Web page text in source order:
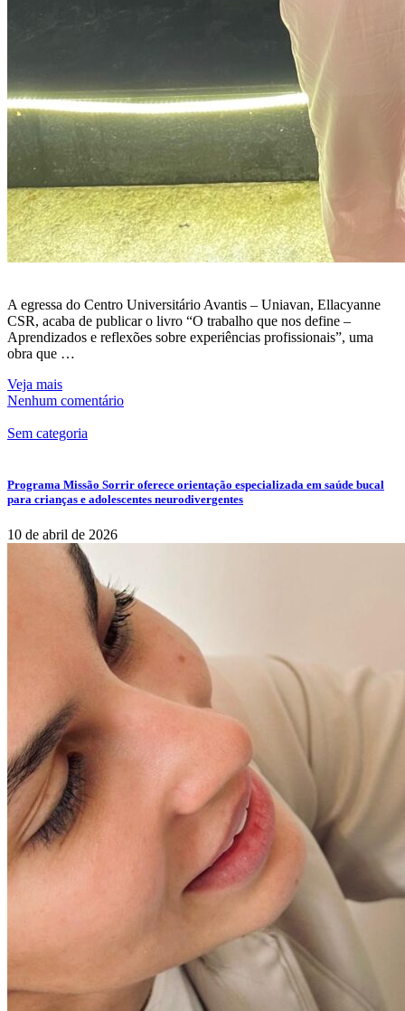
A egressa do Centro Universitário Avantis – Uniavan, Ellacyanne
CSR, acaba de publicar o livro “O trabalho que nos define –
Aprendizados e reflexões sobre experiências profissionais”, uma
obra que …
Veja mais
Nenhum comentário
Sem categoria
Programa Missão Sorrir oferece orientação especializada em saúde bucal
para crianças e adolescentes neurodivergentes
10 de abril de 2026